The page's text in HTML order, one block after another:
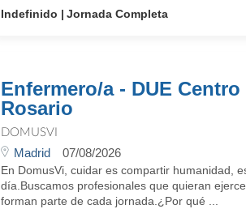
Indefinido
Jornada Completa
Enfermero/a - DUE
Rosario
DOMUSVI
Madrid 07/08/2026
En DomusVi, cuidar es compartir humanidad,
día.Buscamos profesionales que quieran
forman parte de cada jornada.¿Por qué ...